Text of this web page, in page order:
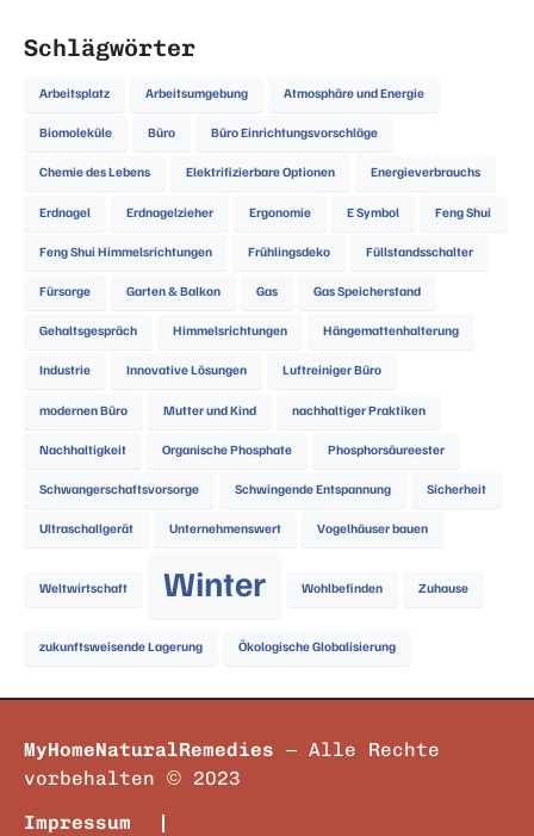
Schlägwörter
Arbeitsplatz Arbeitsumgebung Atmosphäre und Energie
Biomoleküle Büro Büro Einrichtungsvorschläge
Chemie des Lebens Elektrifizierbare Optionen Energieverbrauchs
Erdnagel Erdnagelzieher Ergonomie E Symbol Feng Shui
Feng Shui Himmelsrichtungen Frühlingsdeko Füllstandsschalter
Fürsorge Garten & Balkon Gas Gas Speicherstand
Gehaltsgespräch Himmelsrichtungen Hängemattenhalterung
Industrie Innovative Lösungen Luftreiniger Büro
modernen Büro Mutter und Kind nachhaltiger Praktiken
Nachhaltigkeit Organische Phosphate Phosphorsäureester
Schwangerschaftsvorsorge Schwingende Entspannung Sicherheit
Ultraschallgerät Unternehmenswert Vogelhäuser bauen
Weltwirtschaft Winter Wohlbefinden Zuhause
zukunftsweisende Lagerung Ökologische Globalisierung
MyHomeNaturalRemedies – Alle Rechte
vorbehalten © 2023
Impressum